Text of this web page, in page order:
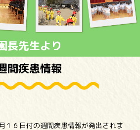
長先生より
間疾患情報
１６日付の週間疾患情報が発出されま